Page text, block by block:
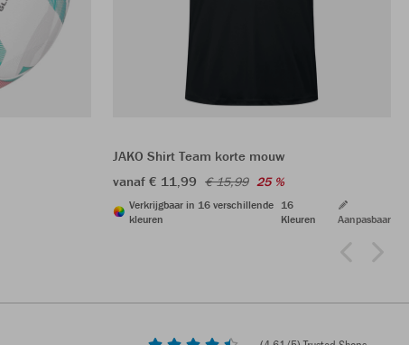
JAKO Shirt Team korte mouw
vanaf € 11,99 € 15,99 25 %
Verkrijgbaar in 16 verschillende
kleuren
16
Kleuren
Aanpasbaar